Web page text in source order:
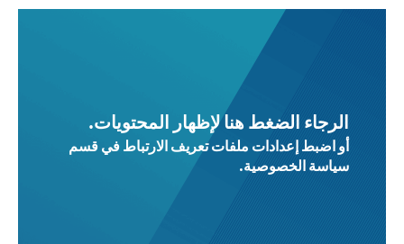
الرجاء الضغط هنا لإظهار المحتويات.
أو اضبط إعدادات ملفات تعريف الارتباط في قسم
سياسة الخصوصية.